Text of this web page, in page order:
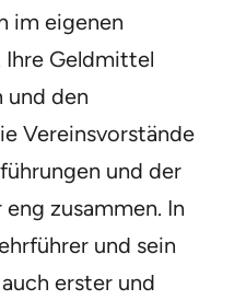
im eigenen
Geldmittel
und den
Vereinsvorstände
und der
zusammen. In
und sein
erster und